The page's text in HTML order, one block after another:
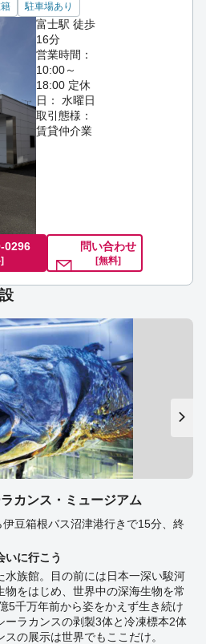
駐車場あり
富士駅 徒歩
16分
営業時間：
10:00～
18:00 定休
日： 水曜日
取引態様：
賃貸仲介業
0296 問い合わせ
[無料]
カンス・ミュージアム
豆箱根バス沼津港行きで15分、終
いに行こう
水族館。目の前には日本一深い駿河
をはじめ、世界中の深海生物を常
5千万年前から姿をかえず生き続け
ーラカンスの剥製3体と冷凍標本2体
の展示は世界でもここだけ。